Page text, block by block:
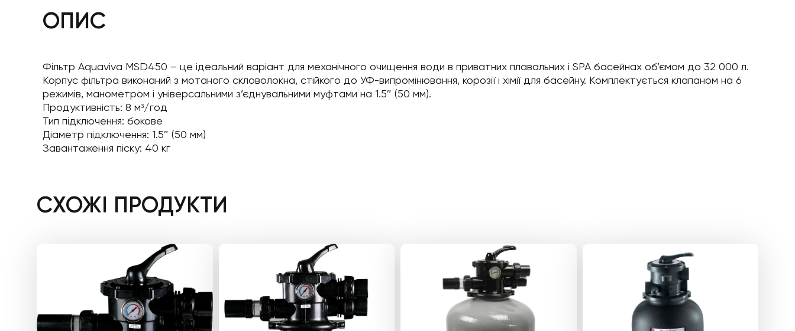
ОПИС
Фільтр Aquaviva MSD450 – це ідеальний варіант для механічного очищення води в приватних плавальних і SPA басейнах об’ємом до 32 000 л.
Корпус фільтра виконаний з мотаного скловолокна, стійкого до УФ-випромінювання, корозії і хімії для басейну. Комплектується клапаном на 6
режимів, манометром і універсальними з’єднувальними муфтами на 1.5″ (50 мм).
Продуктивність: 8 м³/год
Тип підключення: бокове
Діаметр підключення: 1.5″ (50 мм)
Завантаження піску: 40 кг
СХОЖІ ПРОДУКТИ